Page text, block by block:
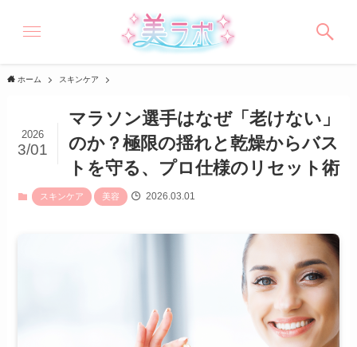
ホーム スキンケア
マラソン選手はなぜ「老けない」
のか？極限の揺れと乾燥からバス
トを守る、プロ仕様のリセット術
2026
3/01
スキンケア 美容 2026.03.01